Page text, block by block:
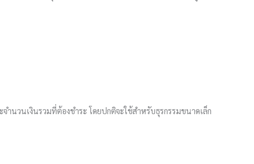
นวนเงินรวมที่ต้องชำระ โดยปกติจะใช้สำหรับธุรกรรมขนาดเล็ก